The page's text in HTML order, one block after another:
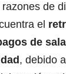
de
el
de
, debido